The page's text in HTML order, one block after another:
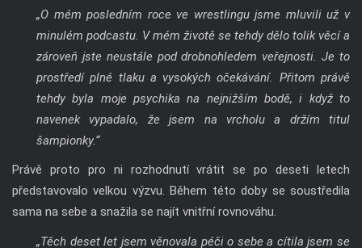
zároveň jste neustále pod drobnohledem veřejnosti. Je to
prostředí plné tlaku a vysokých očekávání. Přitom právě
tehdy byla moje psychika na nejnižším bodě, i když to
navenek vypadalo, že jsem na vrcholu a držím titul
šampionky.“
Právě proto pro ni rozhodnutí vrátit se po deseti letech
představovalo velkou výzvu. Během této doby se soustředila
sama na sebe a snažila se najít vnitřní rovnováhu.
„Těch deset let jsem věnovala péči o sebe a cítila jsem se
zdravější než kdy dřív. Když jsem si pak řekla: 'Dobře, teď
se vrať do wrestlingu', opravdu jsem se bála toho, co se